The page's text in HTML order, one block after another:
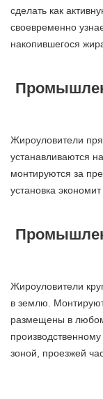
сделать как
своевременно
накопившегося
Жироуловители
устанавливаются
монтируются за
установка
Жироуловители
в землю.
размещены в
зоной, проезжей